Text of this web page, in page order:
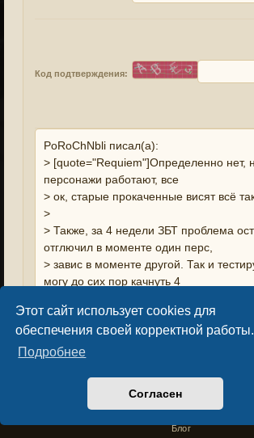
Этот сайт использует cookies для
обеспечения своей корректной работы.
Подробнее
Согласен
Код подтверждения:
Privacy PolicyLicense Agreement
Copyright © Sacralium Games 2023-
Блог